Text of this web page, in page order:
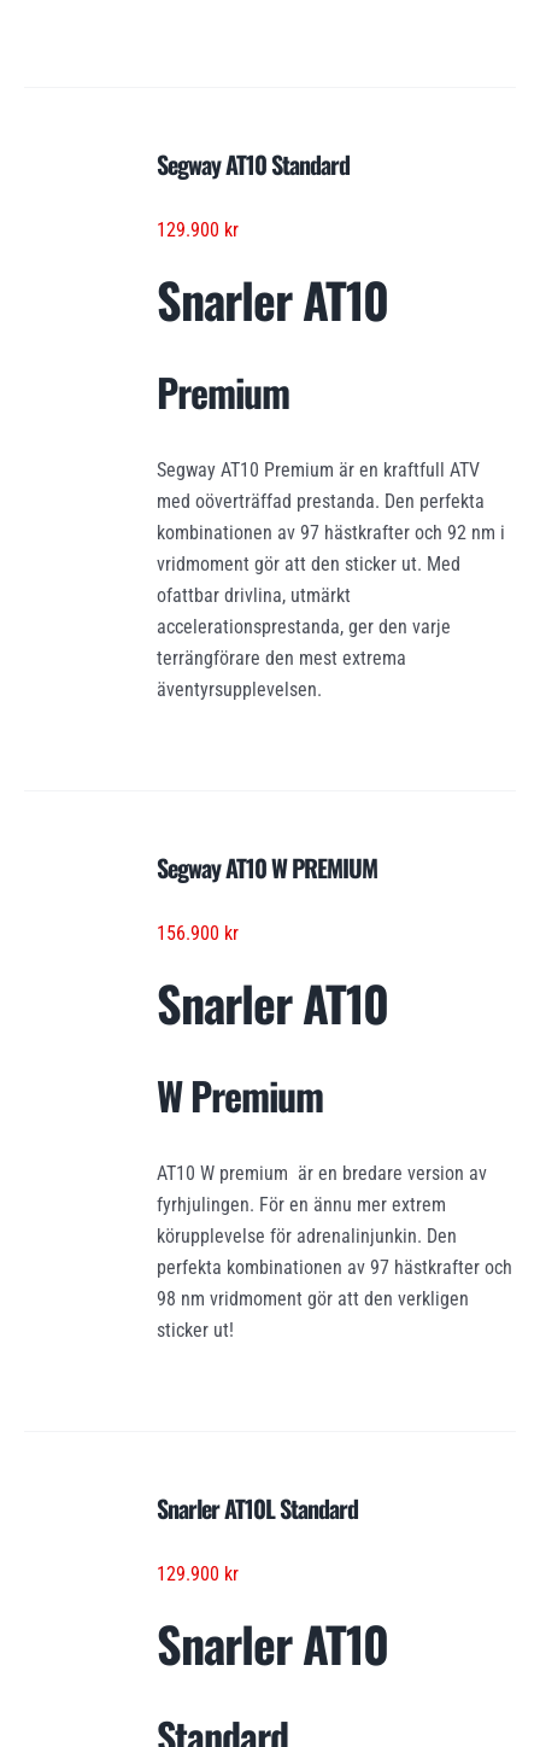
Segway AT10 Standard
129.900 kr
Snarler AT10
Premium
Segway AT10 Premium är en kraftfull ATV
med oöverträffad prestanda. Den perfekta
kombinationen av 97 hästkrafter och 92 nm i
vridmoment gör att den sticker ut. Med
ofattbar drivlina, utmärkt
accelerationsprestanda, ger den varje
terrängförare den mest extrema
äventyrsupplevelsen.
Segway AT10 W PREMIUM
156.900 kr
Snarler AT10
W Premium
AT10 W premium är en bredare version av
fyrhjulingen. För en ännu mer extrem
körupplevelse för adrenalinjunkin. Den
perfekta kombinationen av 97 hästkrafter och
98 nm vridmoment gör att den verkligen
sticker ut!
Snarler AT10L Standard
129.900 kr
Snarler AT10
Standard